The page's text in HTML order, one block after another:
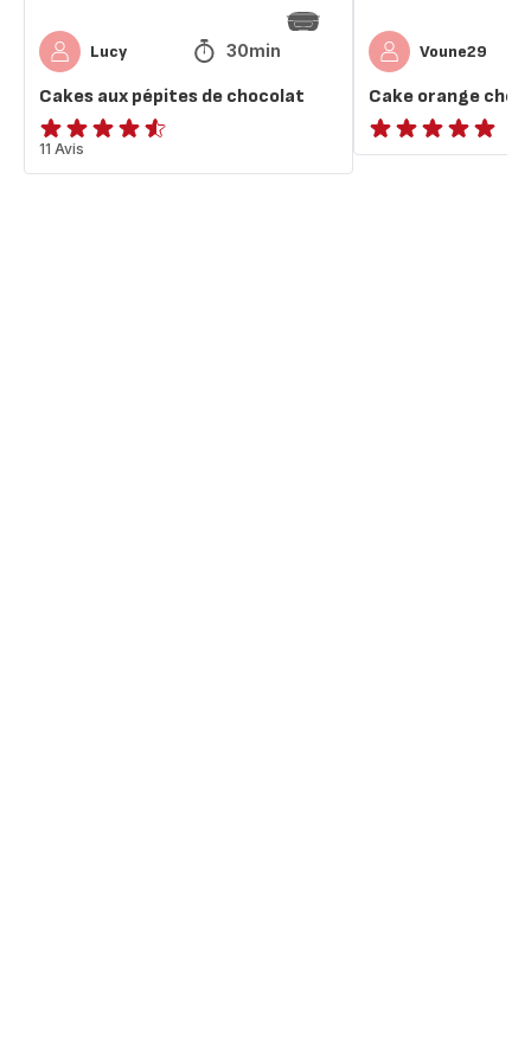
Lucy 30min
Cakes aux pépites de chocolat
ratings.4.5
11 Avis
Voune29
Cake orange
ratings.NaN